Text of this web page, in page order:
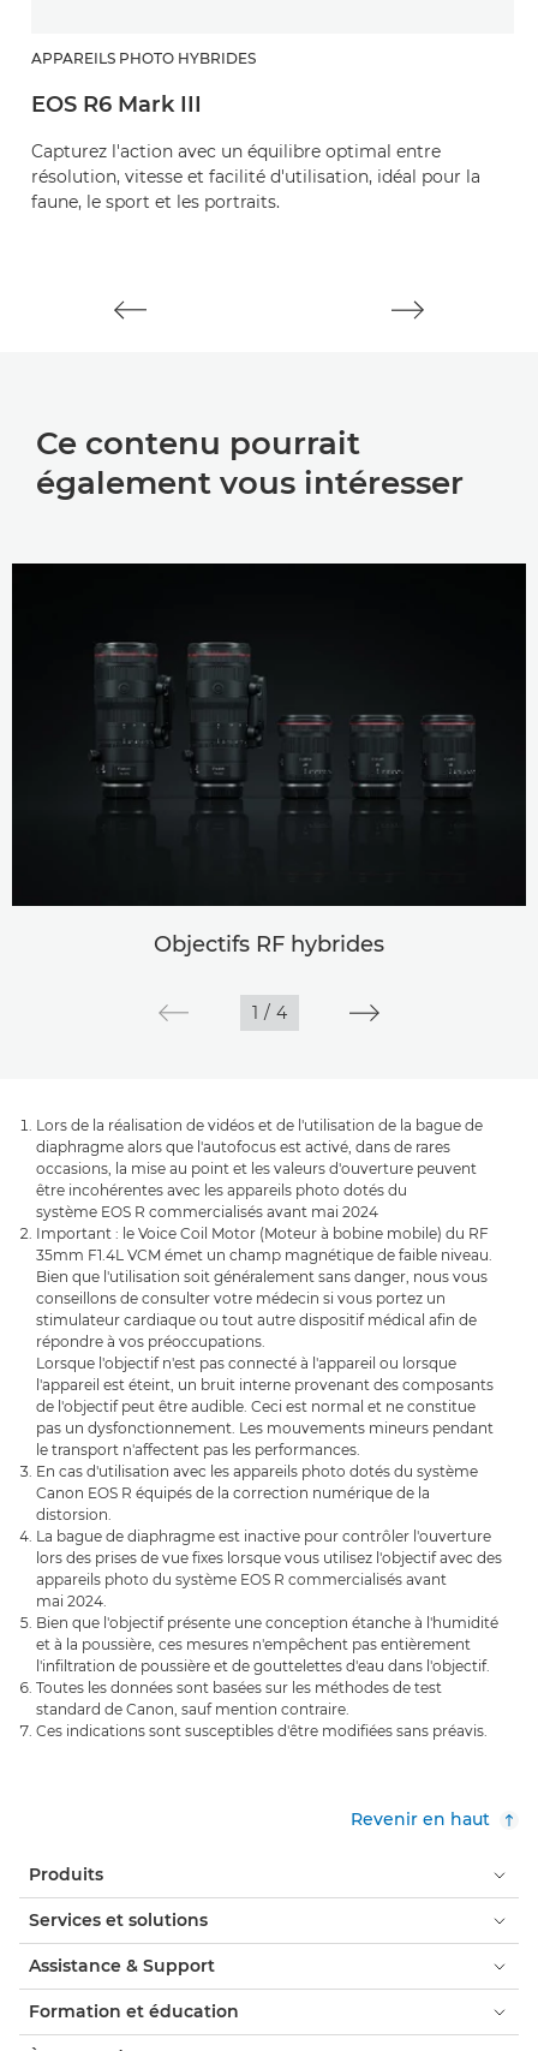
APPAREILS PHOTO HYBRIDES
EOS R6 Mark III
Capturez l'action avec un équilibre optimal entre
résolution, vitesse et facilité d'utilisation, idéal pour la
faune, le sport et les portraits.
Ce contenu pourrait
également vous intéresser
Objectifs RF hybrides
1 / 4
Lors de la réalisation de vidéos et de l'utilisation de la bague de
diaphragme alors que l'autofocus est activé, dans de rares
occasions, la mise au point et les valeurs d'ouverture peuvent
être incohérentes avec les appareils photo dotés du
système EOS R commercialisés avant mai 2024
Important : le Voice Coil Motor (Moteur à bobine mobile) du RF
35mm F1.4L VCM émet un champ magnétique de faible niveau.
Bien que l'utilisation soit généralement sans danger, nous vous
conseillons de consulter votre médecin si vous portez un
stimulateur cardiaque ou tout autre dispositif médical afin de
répondre à vos préoccupations.
Lorsque l'objectif n'est pas connecté à l'appareil ou lorsque
l'appareil est éteint, un bruit interne provenant des composants
de l'objectif peut être audible. Ceci est normal et ne constitue
pas un dysfonctionnement. Les mouvements mineurs pendant
le transport n'affectent pas les performances.
En cas d'utilisation avec les appareils photo dotés du système
Canon EOS R équipés de la correction numérique de la
distorsion.
La bague de diaphragme est inactive pour contrôler l'ouverture
lors des prises de vue fixes lorsque vous utilisez l'objectif avec des
appareils photo du système EOS R commercialisés avant
mai 2024.
Bien que l'objectif présente une conception étanche à l'humidité
et à la poussière, ces mesures n'empêchent pas entièrement
l'infiltration de poussière et de gouttelettes d'eau dans l'objectif.
Toutes les données sont basées sur les méthodes de test
standard de Canon, sauf mention contraire.
Ces indications sont susceptibles d'être modifiées sans préavis.
Revenir en haut
Produits
Services et solutions
Assistance & Support
Formation et éducation